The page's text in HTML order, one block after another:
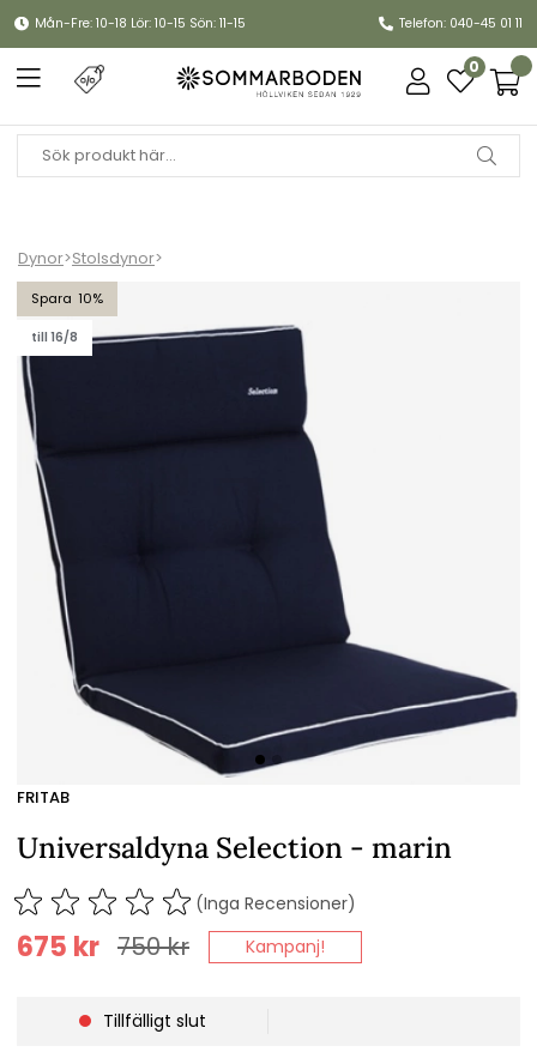
Mån-Fre: 10-18 Lör: 10-15 Sön: 11-15 Telefon: 040-45 01 11
0
Dynor>Stolsdynor>
10
till 16/8
Universaldyna Selection - marin
FRITAB
Universaldyna Selection - marin
(Inga Recensioner)
750kr
675 kr Kampanj!
Tillfälligt slut